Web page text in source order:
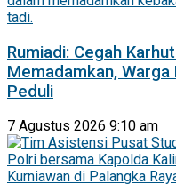
Rumiadi: Cegah
Memadamkan,
Peduli
7 Agustus 2026 9:10 am